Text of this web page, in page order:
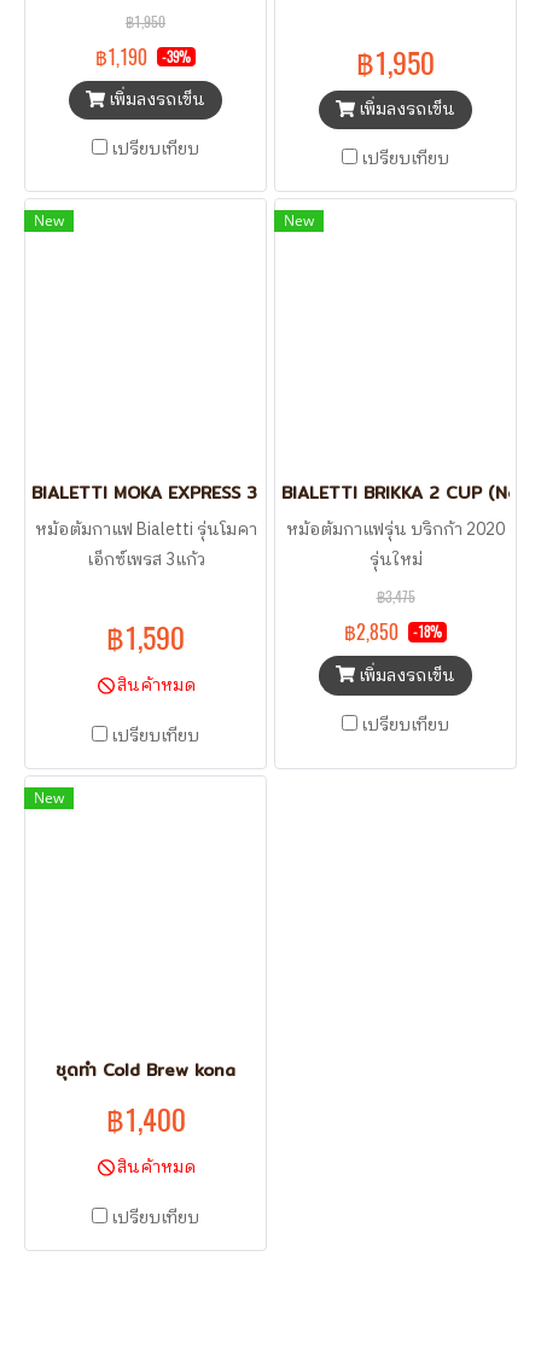
฿1,950
฿1,190 -39%
เพิ่มลงรถเข็น
เปรียบเทียบ
฿1,950
เพิ่มลงรถเข็น
เปรียบเทียบ
New
BIALETTI MOKA EXPRESS 3 CUP
หม้อต้มกาแฟ Bialetti รุ่นโมคา
เอ็กซ์เพรส 3แก้ว
฿1,590
สินค้าหมด
เปรียบเทียบ
New
BIALETTI BRIKKA 2 CUP
หม้อต้มกาแฟรุ่น บริกก้า 2020
รุ่นใหม่
฿3,475
฿2,850 -18%
เพิ่มลงรถเข็น
เปรียบเทียบ
New
ชุดทำ Cold Brew kona
฿1,400
สินค้าหมด
เปรียบเทียบ